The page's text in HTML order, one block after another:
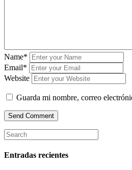
Name*
Email*
Website
Guarda mi nombre, correo
Entradas recientes